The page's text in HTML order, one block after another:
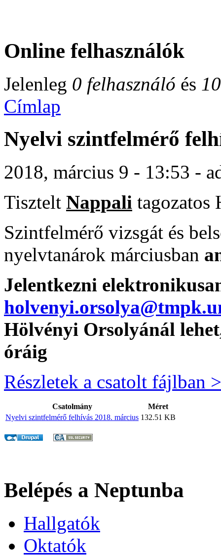
Online felhasználók
Jelenleg 0 felhasználó és
Címlap
Nyelvi szintfelmérő
2018, március 9 - 13:53 -
Tisztelt Nappali tagozatos
Szintfelmérő vizsgát és
nyelvtanárok márciusban
Jelentkezni
Hölvényi Orsolyánál
óráig
Részletek a csatolt fájlban
Csatolmány
Méret
Nyelvi szintfelmérő felhívás 2018. március 132.51 KB
Belépés a Neptunba
Hallgatók
Oktatók